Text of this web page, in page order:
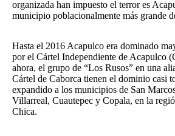
organizada han impuesto el terror es
municipio poblacionalmente más grande
Hasta el 2016 Acapulco era dominado
por el Cártel Independiente de Acapulco
ahora, el grupo de “Los Rusos” en una
Cártel de Caborca tienen el dominio casi
expandido a los municipios de San
Villarreal, Cuautepec y Copala, en la
Chica.